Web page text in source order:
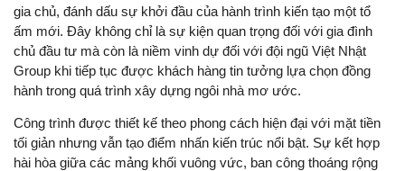
gia chủ, đánh dấu sự khởi đầu của hành trình kiến tạo một tổ
ấm mới. Đây không chỉ là sự kiện quan trọng đối với gia đình
chủ đầu tư mà còn là niềm vinh dự đối với đội ngũ Việt Nhật
Group khi tiếp tục được khách hàng tin tưởng lựa chọn đồng
hành trong quá trình xây dựng ngôi nhà mơ ước.
Công trình được thiết kế theo phong cách hiện đại với mặt tiền
tối giản nhưng vẫn tạo điểm nhấn kiến trúc nổi bật. Sự kết hợp
hài hòa giữa các mảng khối vuông vức, ban công thoáng rộng